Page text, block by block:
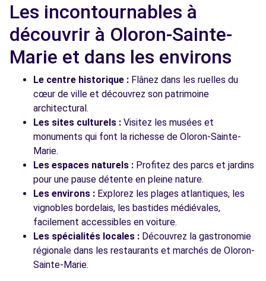
Les incontournables à
découvrir à Oloron-Sainte-
Marie et dans les environs
Le centre historique : Flânez dans les ruelles du
cœur de ville et découvrez son patrimoine
architectural.
Les sites culturels : Visitez les musées et
monuments qui font la richesse de Oloron-Sainte-
Marie.
Les espaces naturels : Profitez des parcs et jardins
pour une pause détente en pleine nature.
Les environs : Explorez les plages atlantiques, les
vignobles bordelais, les bastides médiévales,
facilement accessibles en voiture.
Les spécialités locales : Découvrez la gastronomie
régionale dans les restaurants et marchés de Oloron-
Sainte-Marie.